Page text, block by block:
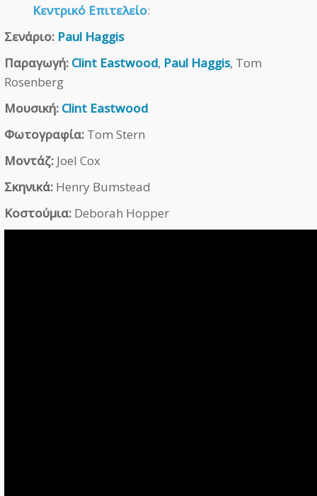
Κεντρικό Επιτελείο:
Σενάριο: Paul Haggis
Παραγωγή: Clint Eastwood, Paul Haggis, Tom
Rosenberg
Μουσική: Clint Eastwood
Φωτογραφία: Tom Stern
Μοντάζ: Joel Cox
Σκηνικά: Henry Bumstead
Κοστούμια: Deborah Hopper